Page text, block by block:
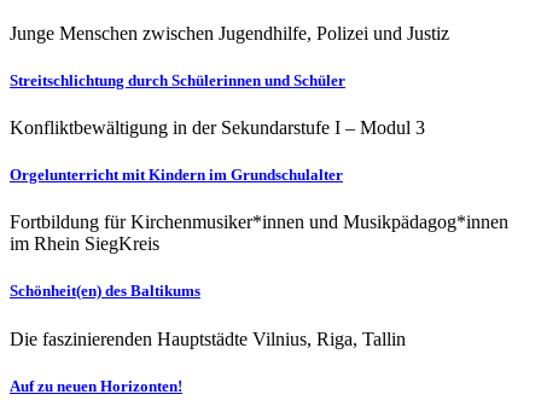
Junge Menschen zwischen Jugendhilfe, Polizei und Justiz
Streitschlichtung durch Schülerinnen und Schüler
Konfliktbewältigung in der Sekundarstufe I – Modul 3
Orgelunterricht mit Kindern im Grundschulalter
Fortbildung für Kirchenmusiker*innen und Musikpädagog*innen
im Rhein SiegKreis
Schönheit(en) des Baltikums
Die faszinierenden Hauptstädte Vilnius, Riga, Tallin
Auf zu neuen Horizonten!